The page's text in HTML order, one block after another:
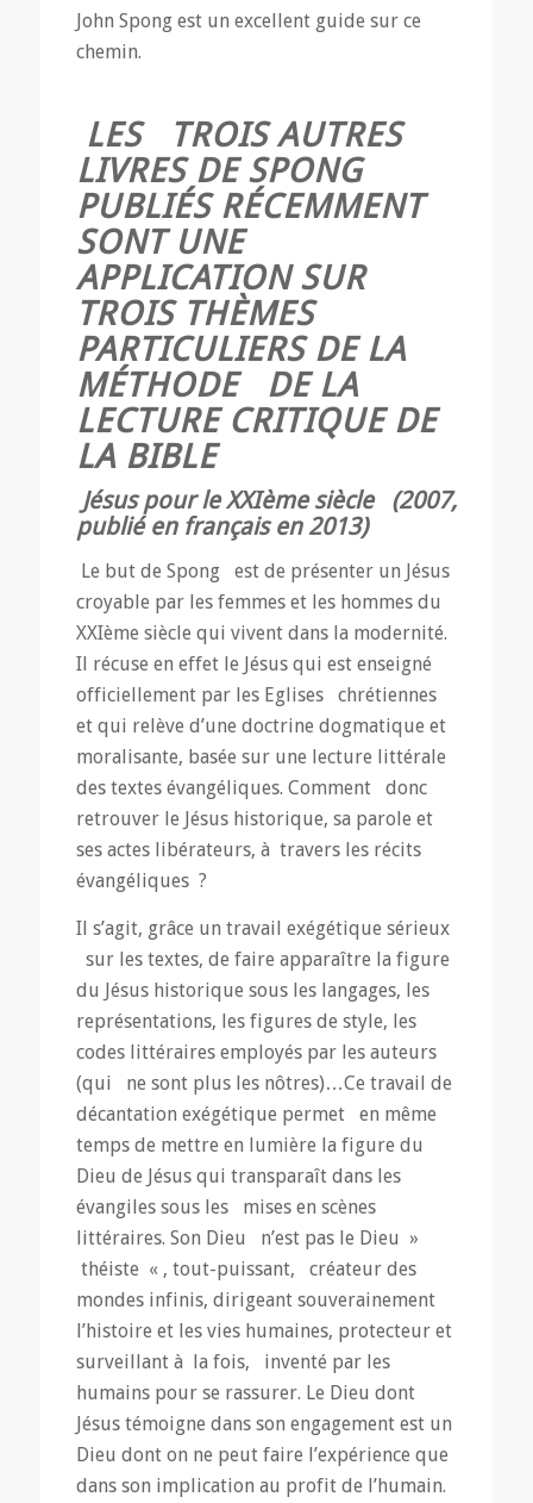
John Spong est un excellent guide sur ce
chemin.
LES TROIS AUTRES
LIVRES DE SPONG
PUBLIÉS RÉCEMMENT
SONT UNE
APPLICATION SUR
TROIS THÈMES
PARTICULIERS DE LA
MÉTHODE DE LA
LECTURE CRITIQUE DE
LA BIBLE
Jésus pour le XXIème siècle (2007,
publié en français en 2013)
Le but de Spong est de présenter un Jésus
croyable par les femmes et les hommes du
XXIème siècle qui vivent dans la modernité.
Il récuse en effet le Jésus qui est enseigné
officiellement par les Eglises chrétiennes
et qui relève d’une doctrine dogmatique et
moralisante, basée sur une lecture littérale
des textes évangéliques. Comment donc
retrouver le Jésus historique, sa parole et
ses actes libérateurs, à travers les récits
évangéliques ?
Il s’agit, grâce un travail exégétique sérieux
sur les textes, de faire apparaître la figure
du Jésus historique sous les langages, les
représentations, les figures de style, les
codes littéraires employés par les auteurs
(qui ne sont plus les nôtres)…Ce travail de
décantation exégétique permet en même
temps de mettre en lumière la figure du
Dieu de Jésus qui transparaît dans les
évangiles sous les mises en scènes
littéraires. Son Dieu n’est pas le Dieu »
théiste « , tout-puissant, créateur des
mondes infinis, dirigeant souverainement
l’histoire et les vies humaines, protecteur et
surveillant à la fois, inventé par les
humains pour se rassurer. Le Dieu dont
Jésus témoigne dans son engagement est un
Dieu dont on ne peut faire l’expérience que
dans son implication au profit de l’humain.